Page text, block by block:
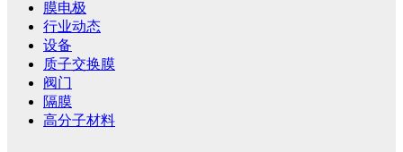
膜电极
行业动态
设备
质子交换膜
阀门
隔膜
高分子材料